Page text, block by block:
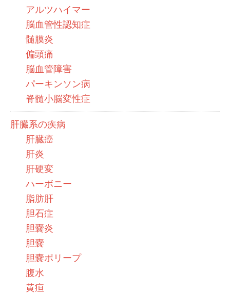
アルツハイマー
脳血管性認知症
髄膜炎
偏頭痛
脳血管障害
パーキンソン病
脊髄小脳変性症
肝臓系の疾病
肝臓癌
肝炎
肝硬変
ハーボニー
脂肪肝
胆石症
胆嚢炎
胆嚢
胆嚢ポリープ
腹水
黄疸